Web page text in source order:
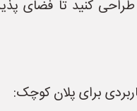
کنید تا فضای
برای پلان کوچک: